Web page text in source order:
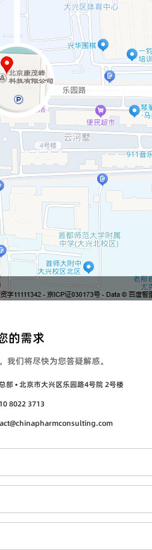
的需求
我们将尽快为您答疑解惑。
部 • 北京市大兴区乐园路4号院 2号楼
8022 3713